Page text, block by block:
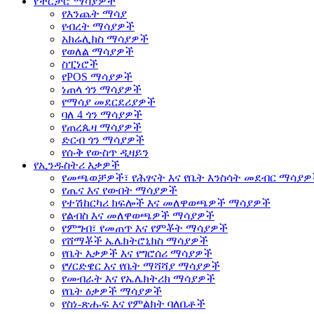
የእንጨት ማሳያ
የብረት ማሳያዎች
አክሬሊክስ ማሳያዎች
የወለል ማሳያዎች
ስፒነሮች
የPOS ማሳያዎች
ነጠላ ጎን ማሳያዎች
የማሳያ መደርደሪያዎች
ባለ 4 ጎን ማሳያዎች
የጠረጴዛ ማሳያዎች
ድርብ ጎን ማሳያዎች
የሱቅ የውስጥ ዲዛይን
የኢንዱስትሪ እቃዎች
የመጫወቻዎች፣ የሕፃናት እና የቤት እንስሳት መደብር
የጤና እና የውበት ማሳያዎች
የተሽከርካሪ ክፍሎች እና መለዋወጫዎች ማሳያዎች
የልብስ እና መለዋወጫዎች ማሳያዎች
የምግብ፣ የመጠጥ እና የምቾት ማሳያዎች
የሸማቾች ኤሌክትሮኒክስ ማሳያዎች
የቤት እቃዎች እና የግሮሰሪ ማሳያዎች
የሃርድዌር እና የቤት ማሻሻያ ማሳያዎች
የመብራት እና የኤሌክትሪክ ማሳያዎች
የቤት ዕቃዎች ማሳያዎች
የስነ-ጽሑፍ እና የምልክት ባለቤቶች